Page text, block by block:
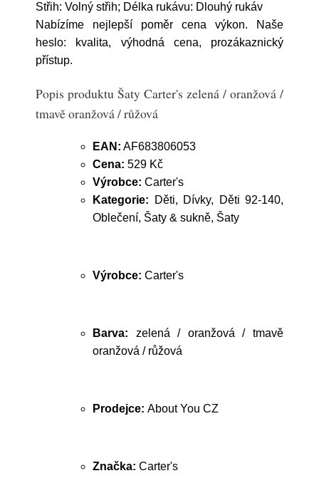
Střih: Volný střih; Délka rukávu: Dlouhý rukáv
Nabízíme nejlepší poměr cena výkon. Naše
heslo: kvalita, výhodná cena, prozákaznický
přístup.
Popis produktu Šaty Carter's zelená / oranžová /
tmavě oranžová / růžová
EAN: AF683806053
Cena: 529 Kč
Výrobce: Carter's
Kategorie: Děti, Dívky, Děti 92-140,
Oblečení, Šaty & sukně, Šaty
Výrobce: Carter's
Barva: zelená / oranžová / tmavě
oranžová / růžová
Prodejce: About You CZ
Značka: Carter's